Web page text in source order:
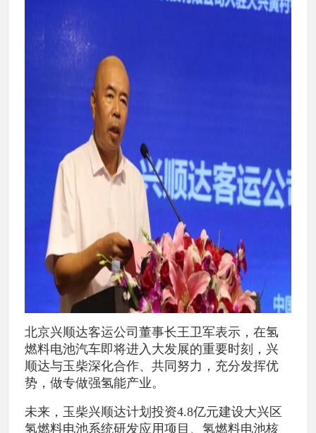
北京兴顺达客运公司董事长王卫军表示，在氢
燃料电池汽车即将进入大发展的重要时刻，兴
顺达与玉柴深化合作、共同努力，充分发挥优
势，做专做强氢能产业。
未来，玉柴兴顺达计划投资4.8亿元建设大兴区
氢燃料电池系统研发应用项目、氢燃料电池核